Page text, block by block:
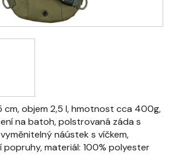
cm, objem 2,5 l, hmotnost cca 400g,
na batoh, polstrovaná záda s
náústek s víčkem,
materiál: 100% polyester